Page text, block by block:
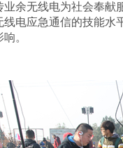
业余无线电为社会奉
线电应急通信的技能水
。